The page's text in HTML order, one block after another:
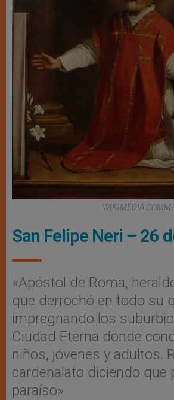
WIKIMEDIA
San Felipe Neri – 26
«Apóstol de Roma,
que derrochó en todo su
impregnando los
Ciudad Eterna donde
niños, jóvenes y adultos.
cardenalato diciendo que
paraíso»